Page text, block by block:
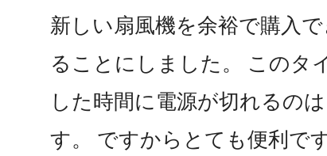
新しい扇風機を余裕で購入
ることにしました。 このタ
した時間に電源が切れるの
す。 ですからとても便利です